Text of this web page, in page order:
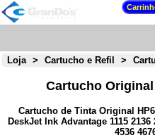
Loja > Cartucho e Refil >
Cartucho
Cartucho de Tinta Original
DeskJet Ink Advantage 1115 2136
4536